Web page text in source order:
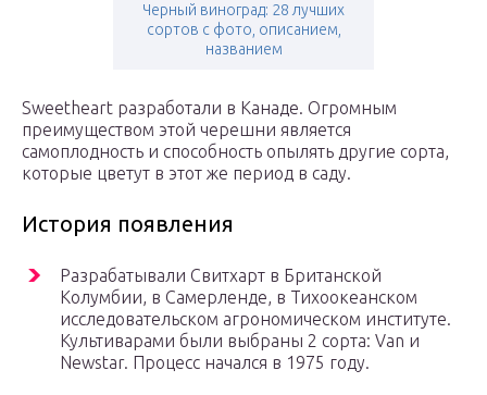
Черный виноград: 28 лучших
сортов с фото, описанием,
названием
Sweetheart разработали в Канаде. Огромным
преимуществом этой черешни является
самоплодность и способность опылять другие сорта,
которые цветут в этот же период в саду.
История появления
Разрабатывали Свитхарт в Британской
Колумбии, в Самерленде, в Тихоокеанском
исследовательском агрономическом институте.
Культиварами были выбраны 2 сорта: Van и
Newstar. Процесс начался в 1975 году.